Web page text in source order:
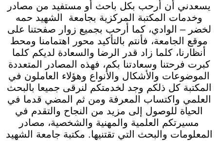
يسعدني أن أرحب بكل باحث أو مستفيد من مصادر
وخدمات المكتبة المركزية بجامعة الشهيد حمه
لخضر – الوادي، كما أرحب بجميع زوار صفحتنا على
موقع الجامعة، فأنتم بالتأكيد محور اهتمامنا ومحط
أنظارنا، كلما زاد قدر الرضا والسعادة لديكم كلما
كبرت فرحتنا وسعادتنا بكم، فهذه المصادر المتعددة
الموضوعات والأشكال والأنواع وهؤلاء العاملون في
المكتبة كل ذلكم وجد لخدمتكم لنرقى جميعا بالبحث
العلمي واكتساب المعرفة ومن ثم المضي قدما في
الحياة للوصول إلى مزيد من النجاح والتقدم في
مسيرتكم العلمية والمهنية والشخصية، مصادر
المعلومات والبحث التي تقتنيها. مكتبة جامعة الشهيد